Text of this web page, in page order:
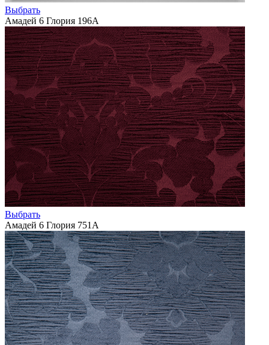
Выбрать
Амадей 6 Глория 196А
Выбрать
Амадей 6 Глория 751А